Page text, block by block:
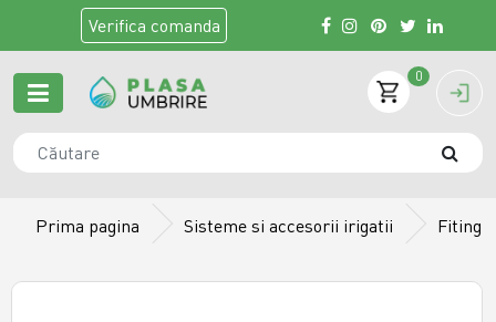
Verifica comanda
0
Prima pagina Sisteme si accesorii irigatii